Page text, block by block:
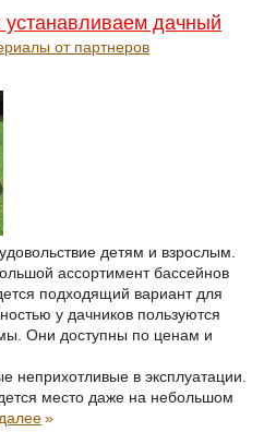
устанавливаем дачный
от партнеров
детям и взрослым.
ассортимент бассейнов
подходящий вариант для
у дачников пользуются
Они доступны по ценам и
в эксплуатации.
место даже на небольшом
»